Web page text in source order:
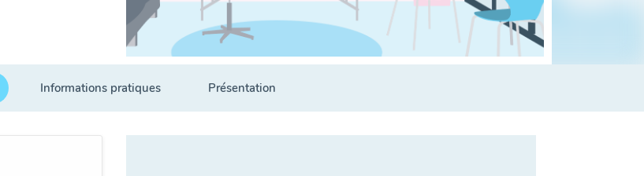
Informations pratiques Présentation